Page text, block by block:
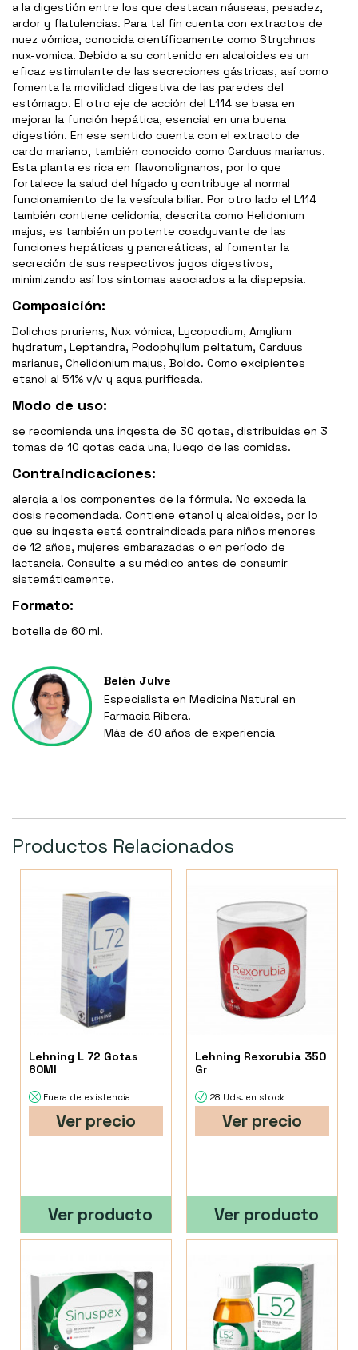
a la digestión entre los que destacan náuseas, pesadez,
ardor y flatulencias. Para tal fin cuenta con extractos de
nuez vómica, conocida científicamente como Strychnos
nux-vomica. Debido a su contenido en alcaloides es un
eficaz estimulante de las secreciones gástricas, así como
fomenta la movilidad digestiva de las paredes del
estómago. El otro eje de acción del L114 se basa en
mejorar la función hepática, esencial en una buena
digestión. En ese sentido cuenta con el extracto de
cardo mariano, también conocido como Carduus marianus.
Esta planta es rica en flavonolignanos, por lo que
fortalece la salud del hígado y contribuye al normal
funcionamiento de la vesícula biliar. Por otro lado el L114
también contiene celidonia, descrita como Helidonium
majus, es también un potente coadyuvante de las
funciones hepáticas y pancreáticas, al fomentar la
secreción de sus respectivos jugos digestivos,
minimizando así los síntomas asociados a la dispepsia.
Composición:
Dolichos pruriens, Nux vómica, Lycopodium, Amylium
hydratum, Leptandra, Podophyllum peltatum, Carduus
marianus, Chelidonium majus, Boldo. Como excipientes
etanol al 51% v/v y agua purificada.
Modo de uso:
se recomienda una ingesta de 30 gotas, distribuidas en 3
tomas de 10 gotas cada una, luego de las comidas.
Contraindicaciones:
alergia a los componentes de la fórmula. No exceda la
dosis recomendada. Contiene etanol y alcaloides, por lo
que su ingesta está contraindicada para niños menores
de 12 años, mujeres embarazadas o en período de
lactancia. Consulte a su médico antes de consumir
sistemáticamente.
Formato:
botella de 60 ml.
Belén Julve
Especialista en Medicina Natural en
Farmacia Ribera.
Más de 30 años de experiencia
Productos Relacionados
Lehning L 72 Gotas
60Ml
Fuera de existencia
Ver precio
Ver producto
Lehning Rexorubia 350
Gr
28 Uds. en stock
Ver precio
Ver producto